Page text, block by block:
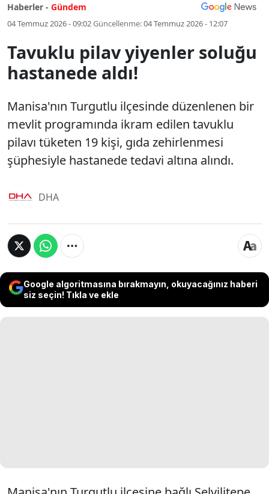
Haberler - Gündem
04 Temmuz 2026 - 09:02Güncellenme:04 Temmuz 2026 - 12:07
Tavuklu pilav yiyenler soluğu
hastanede aldı!
Manisa'nın Turgutlu ilçesinde düzenlenen bir
mevlit programında ikram edilen tavuklu
pilavı tüketen 19 kişi, gıda zehirlenmesi
şüphesiyle hastanede tedavi altına alındı.
DHA
Google algoritmasına bırakmayın, okuyacağınız haberi
siz seçin! Tıkla ve ekle